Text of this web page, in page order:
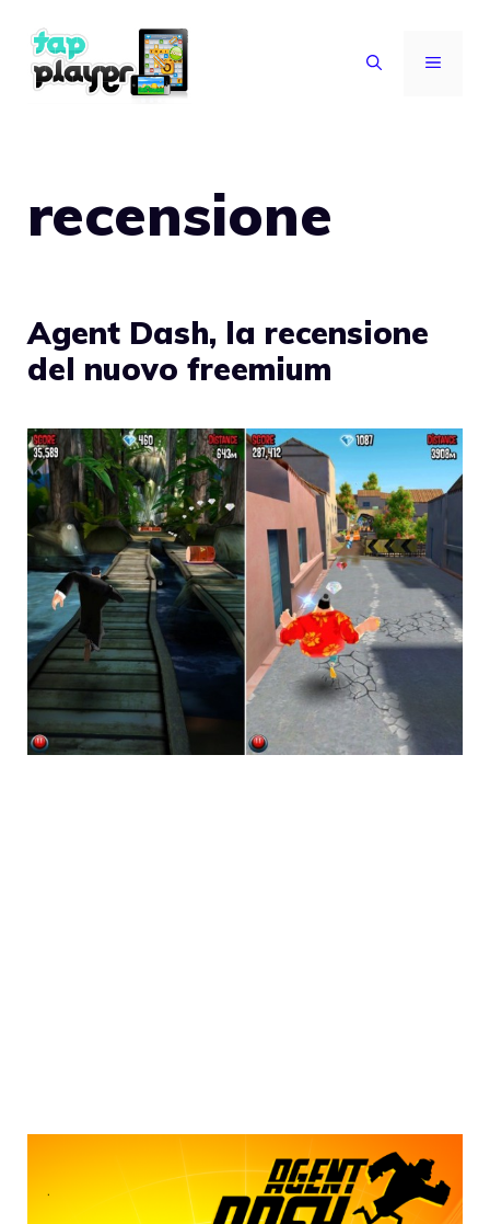
contenuto
MENU
recensione
Agent Dash, la recensione
del nuovo freemium